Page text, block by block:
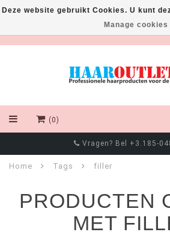
(0)
Vragen? Bel +3.185-
Home Tags filler
PRODUCTEN
MET
Deze website gebruikt Cookies. U kunt
Manage cookies